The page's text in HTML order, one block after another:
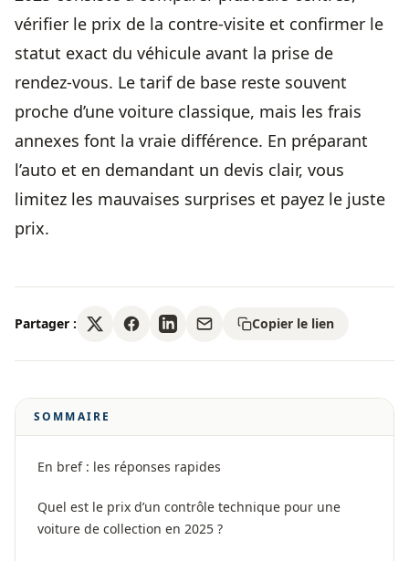
vérifier le prix de la contre-visite et confirmer le
statut exact du véhicule avant la prise de
rendez-vous. Le tarif de base reste souvent
proche d’une voiture classique, mais les frais
annexes font la vraie différence. En préparant
l’auto et en demandant un devis clair, vous
limitez les mauvaises surprises et payez le juste
prix.
Partager : Copier le lien
SOMMAIRE
En bref : les réponses rapides
Quel est le prix d’un contrôle technique pour une
voiture de collection en 2025 ?